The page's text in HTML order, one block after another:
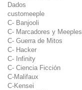
Dados
customeeple
C- Banjooli
C- Marcadores y Meeples
C- Guerra de Mitos
C- Hacker
C- Infinity
C- Ciencia Ficción
C-Malifaux
C-Kensei